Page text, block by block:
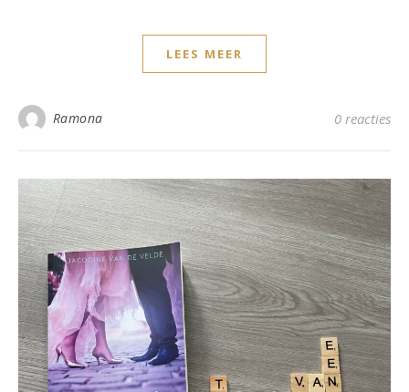
LEES MEER
Ramona 0 reacties